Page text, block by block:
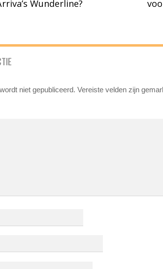
Wunderline?
niet gepubliceerd. Vereiste velden zijn